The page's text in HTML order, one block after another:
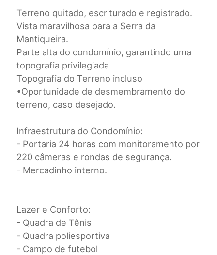
Terreno quitado, escriturado e registrado.
Vista maravilhosa para a Serra da
Mantiqueira.
Parte alta do condomínio, garantindo uma
topografia privilegiada.
Topografia do Terreno incluso
•Oportunidade de desmembramento do
terreno, caso desejado.
Infraestrutura do Condomínio:
- Portaria 24 horas com monitoramento por
220 câmeras e rondas de segurança.
- Mercadinho interno.
Lazer e Conforto:
- Quadra de Tênis
- Quadra poliesportiva
- Campo de futebol